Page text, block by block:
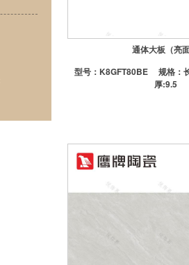
通体大板（亮
型号： K8GFT80BE
规格
厚:9.5